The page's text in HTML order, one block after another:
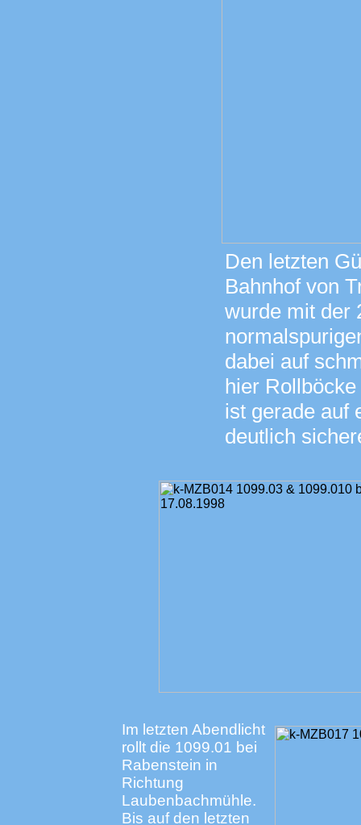
Den letzten
Bahnhof von
wurde mit der
dabei auf
hier
ist gerade auf
deutlich
Im letzten Abendlicht
rollt die 1099.01 bei
Rabenstein in
Richtung
Laubenbachmühle.
Bis auf den letzten